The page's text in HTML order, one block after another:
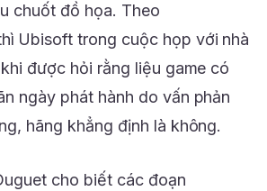
chuốt đồ họa. Theo
Ubisoft trong cuộc họp với nhà
được hỏi rằng liệu game có
ngày phát hành do vấn phản
hãng khẳng định là không.
cho biết các đoạn